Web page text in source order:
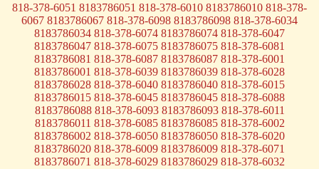
818-378-6051 8183786051 818-378-6010 8183786010 818-378-
6067 8183786067 818-378-6098 8183786098 818-378-6034
8183786034 818-378-6074 8183786074 818-378-6047
8183786047 818-378-6075 8183786075 818-378-6081
8183786081 818-378-6087 8183786087 818-378-6001
8183786001 818-378-6039 8183786039 818-378-6028
8183786028 818-378-6040 8183786040 818-378-6015
8183786015 818-378-6045 8183786045 818-378-6088
8183786088 818-378-6093 8183786093 818-378-6011
8183786011 818-378-6085 8183786085 818-378-6002
8183786002 818-378-6050 8183786050 818-378-6020
8183786020 818-378-6009 8183786009 818-378-6071
8183786071 818-378-6029 8183786029 818-378-6032